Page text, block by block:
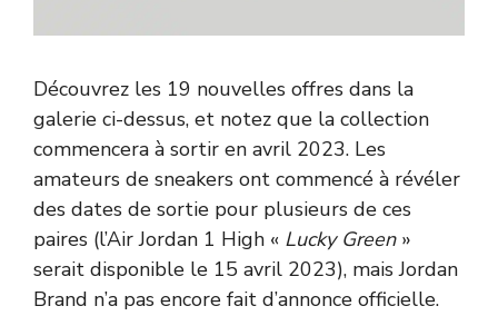
Découvrez les 19 nouvelles offres dans la
galerie ci-dessus, et notez que la collection
commencera à sortir en avril 2023. Les
amateurs de sneakers ont commencé à révéler
des dates de sortie pour plusieurs de ces
paires (l’Air Jordan 1 High « Lucky Green»
serait disponible le 15 avril 2023), mais Jordan
Brand n’a pas encore fait d’annonce officielle.